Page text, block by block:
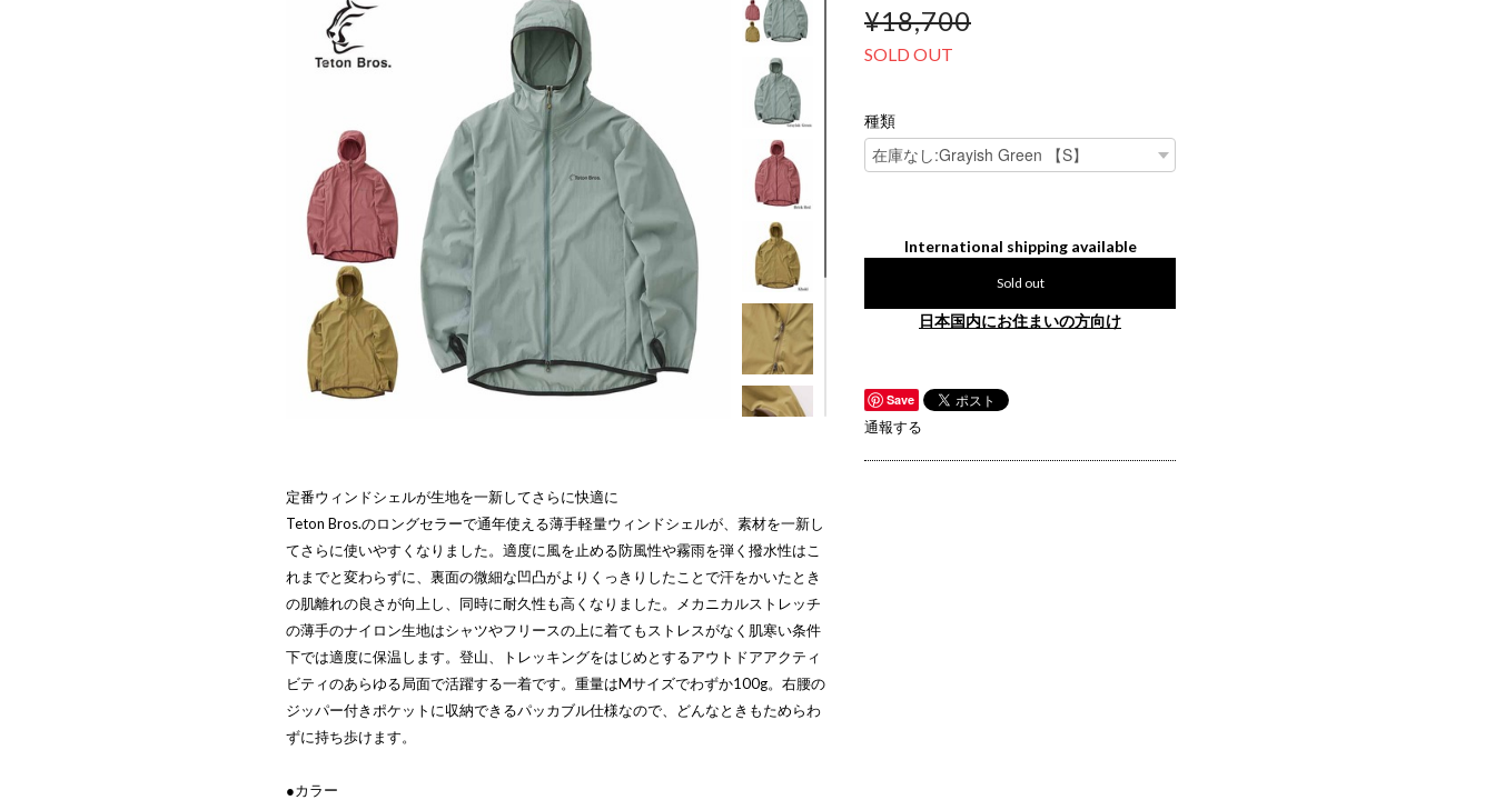
定番ウィンドシェルが生地を一新してさらに快適に
Teton Bros.のロングセラーで通年使える薄手軽量ウィンドシェルが、素材を一新し
てさらに使いやすくなりました。適度に風を止める防風性や霧雨を弾く撥水性はこ
れまでと変わらずに、裏面の微細な凹凸がよりくっきりしたことで汗をかいたとき
の肌離れの良さが向上し、同時に耐久性も高くなりました。メカニカルストレッチ
の薄手のナイロン生地はシャツやフリースの上に着てもストレスがなく肌寒い条件
下では適度に保温します。登山、トレッキングをはじめとするアウトドアアクティ
ビティのあらゆる局面で活躍する一着です。重量はMサイズでわずか100g。右腰の
ジッパー付きポケットに収納できるパッカブル仕様なので、どんなときもためらわ
ずに持ち歩けます。
●カラー
¥18,700
SOLD OUT
種類
International shipping available
Sold out
日本国内にお住まいの方向け
Save
通報する